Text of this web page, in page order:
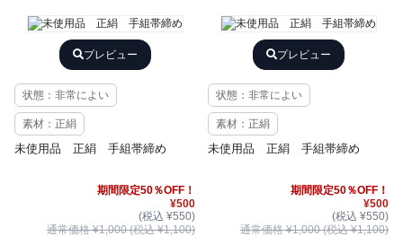
プレビュー
状態：非常によい
素材：正絹
未使用品 正絹 手組帯締め
期間限定50％OFF！
¥500
(税込 ¥550)
通常価格 ¥1,000 (税込 ¥1,100)
プレビュー
状態：非常によい
素材：正絹
未使用品 正絹 手組帯締め
期間限定50％OFF！
¥500
(税込 ¥550)
通常価格 ¥1,000 (税込 ¥1,100)